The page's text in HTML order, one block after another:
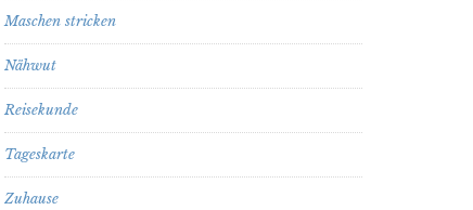
Maschen stricken
Nähwut
Reisekunde
Tageskarte
Zuhause